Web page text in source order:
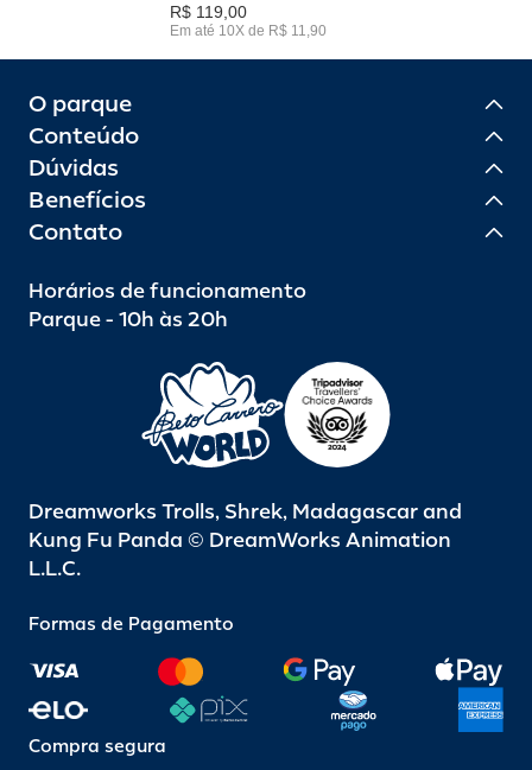
R$ 119,00
Em até 10X de R$ 11,90
O parque
Conteúdo
Dúvidas
Benefícios
Contato
Horários de funcionamento
Parque - 10h às 20h
Dreamworks Trolls, Shrek, Madagascar and
Kung Fu Panda © DreamWorks Animation
L.L.C.
Formas de Pagamento
Compra segura